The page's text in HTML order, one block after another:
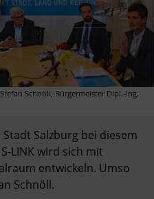
Schnöll, Bürgermeister Dipl.-Ing.
Salzburg bei diesem
LINK wird sich mit
entwickeln. Umso
Schnöll.